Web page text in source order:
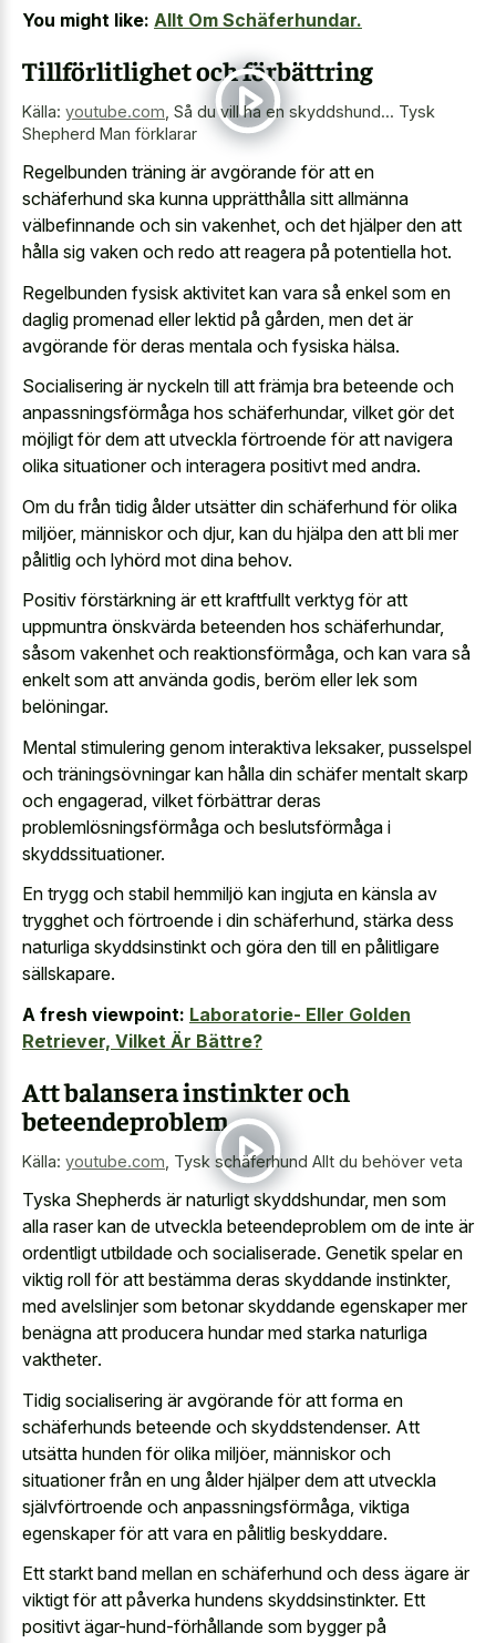
You might like: Allt Om Schäferhundar.
Tillförlitlighet och förbättring
Källa: youtube.com Så du vill ha en skyddshund... Tysk
Shepherd Man förklarar
Regelbunden träning är avgörande för att en
schäferhund ska kunna upprätthålla sitt allmänna
välbefinnande och sin vakenhet, och det hjälper den att
hålla sig vaken och redo att reagera på potentiella hot.
Regelbunden fysisk aktivitet kan vara så enkel som en
daglig promenad eller lektid på gården, men det är
avgörande för deras mentala och fysiska hälsa.
Socialisering är nyckeln till att främja bra beteende och
anpassningsförmåga hos schäferhundar, vilket gör det
möjligt för dem att utveckla förtroende för att navigera
olika situationer och interagera positivt med andra.
Om du från tidig ålder utsätter din schäferhund för olika
miljöer, människor och djur, kan du hjälpa den att bli mer
pålitlig och lyhörd mot dina behov.
Positiv förstärkning är ett kraftfullt verktyg för att
uppmuntra önskvärda beteenden hos schäferhundar,
såsom vakenhet och reaktionsförmåga, och kan vara så
enkelt som att använda godis, beröm eller lek som
belöningar.
Mental stimulering genom interaktiva leksaker, pusselspel
och träningsövningar kan hålla din schäfer mentalt skarp
och engagerad, vilket förbättrar deras
problemlösningsförmåga och beslutsförmåga i
skyddssituationer.
En trygg och stabil hemmiljö kan ingjuta en känsla av
trygghet och förtroende i din schäferhund, stärka dess
naturliga skyddsinstinkt och göra den till en pålitligare
sällskapare.
A fresh viewpoint: Laboratorie- Eller Golden
Retriever, Vilket Är Bättre?
Att balansera instinkter och
beteendeproblem
Källa: youtube.com Tysk schäferhund Allt du behöver veta
Tyska Shepherds är naturligt skyddshundar, men som
alla raser kan de utveckla beteendeproblem om de inte är
ordentligt utbildade och socialiserade. Genetik spelar en
viktig roll för att bestämma deras skyddande instinkter,
med avelslinjer som betonar skyddande egenskaper mer
benägna att producera hundar med starka naturliga
vaktheter.
Tidig socialisering är avgörande för att forma en
schäferhunds beteende och skyddstendenser. Att
utsätta hunden för olika miljöer, människor och
situationer från en ung ålder hjälper dem att utveckla
självförtroende och anpassningsförmåga, viktiga
egenskaper för att vara en pålitlig beskyddare.
Ett starkt band mellan en schäferhund och dess ägare är
viktigt för att påverka hundens skyddsinstinkter. Ett
positivt ägar-hund-förhållande som bygger på